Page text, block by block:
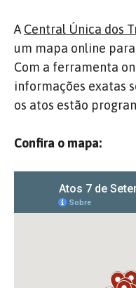
A Central Única dos
um mapa online
Com a ferramenta
informações exatas
os atos estão
Confira o mapa: